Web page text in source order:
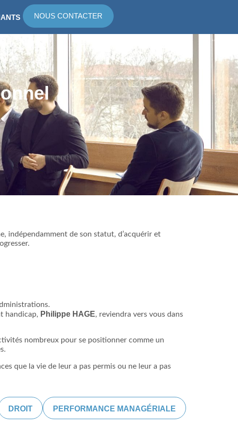
NOUS CONTACTER
indépendamment de son statut, d’acquérir et
handicap, Philippe HAGE, reviendra vers vous dans
nombreux pour se positionner comme un
que la vie de leur a pas permis ou ne leur a pas
DROIT PERFORMANCE MANAGÉRIALE